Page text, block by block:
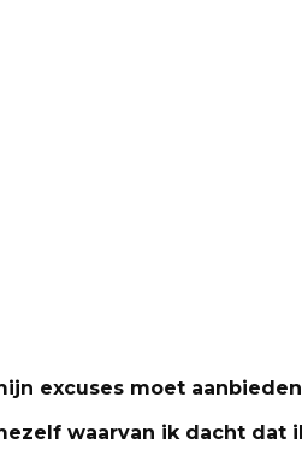
excuses moet
waarvan ik dacht dat